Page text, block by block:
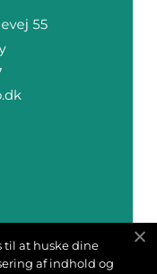
til at huske dine
af indhold og